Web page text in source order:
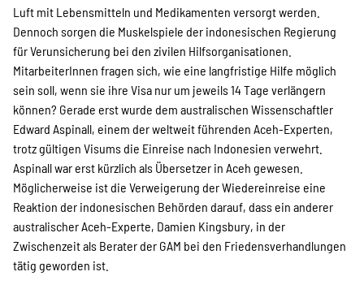
Luft mit Lebensmitteln und Medikamenten versorgt werden.
Dennoch sorgen die Muskelspiele der indonesischen Regierung
für Verunsicherung bei den zivilen Hilfsorganisationen.
MitarbeiterInnen fragen sich, wie eine langfristige Hilfe möglich
sein soll, wenn sie ihre Visa nur um jeweils 14 Tage verlängern
können? Gerade erst wurde dem australischen Wissenschaftler
Edward Aspinall, einem der weltweit führenden Aceh-Experten,
trotz gültigen Visums die Einreise nach Indonesien verwehrt.
Aspinall war erst kürzlich als Übersetzer in Aceh gewesen.
Möglicherweise ist die Verweigerung der Wiedereinreise eine
Reaktion der indonesischen Behörden darauf, dass ein anderer
australischer Aceh-Experte, Damien Kingsbury, in der
Zwischenzeit als Berater der GAM bei den Friedensverhandlungen
tätig geworden ist.